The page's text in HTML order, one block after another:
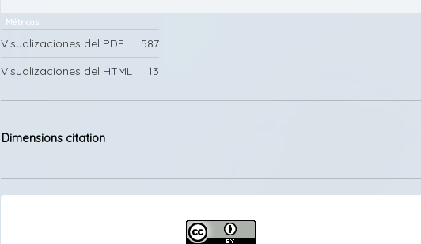
Métricas
Visualizaciones del PDF
587
Visualizaciones del HTML
13
del
Dimensions citation